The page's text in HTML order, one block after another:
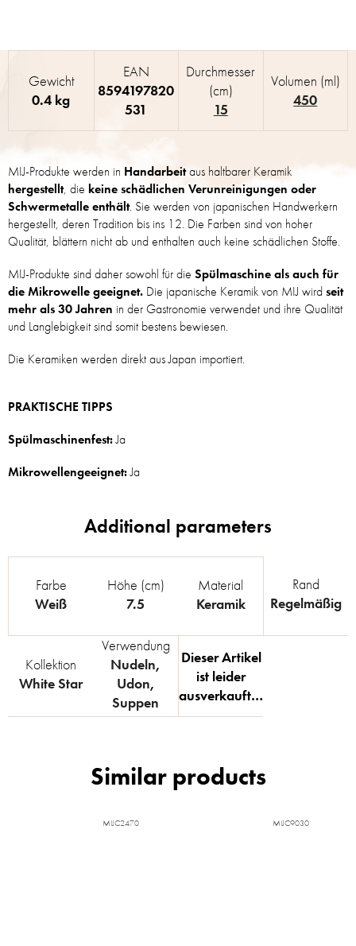
MIJ-Produkte werden in Handarbeitaus haltbarer Keramik
hergestellt, die keine schädlichen Verunreinigungen oder
Schwermetalle enthält. Sie werden von japanischen Handwerkern
hergestellt, deren Tradition bis ins 12. Die Farben sind von hoher
Qualität, blättern nicht ab und enthalten auch keine schädlichen Stoffe.
MIJ-Produkte sind daher sowohl für die Spülmaschine als auch für
die Mikrowelle geeignet. Die japanische Keramik von MIJ wirdseit
mehr als 30 Jahren in der Gastronomie verwendet und ihre Qualität
und Langlebigkeit sind somit bestens bewiesen.
Die Keramiken werden direkt aus Japan importiert.
PRAKTISCHE TIPPS
Spülmaschinenfest:Ja
Mikrowellengeeignet:Ja
Gewicht
0.4 kg
EAN
8594197820
531
Durchmesser
(cm)
15
Volumen (ml)
450
Farbe
Weiß
Höhe (cm)
7.5
Material
Keramik
Rand
Regelmäßig
Kollektion
White Star
Verwendung
Nudeln,
Udon,
Suppen
Dieser Artikel
ist leider
ausverkauft…
MIJC2470 MIJC9030